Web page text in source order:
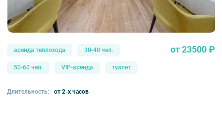
аренда теплохода 30-40 чел.
50-60 чел. VIP-аренда туалет
от 23500 ₽
Длительность: от 2-х часов